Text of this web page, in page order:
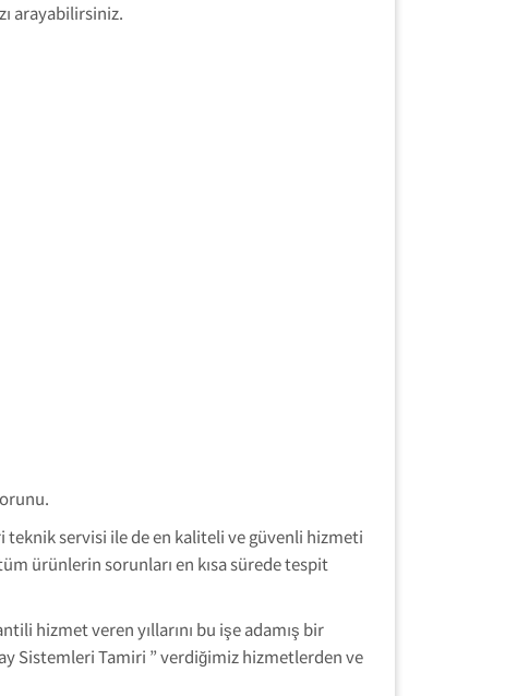
arayabilirsiniz.
teknik servisi ile de en kaliteli ve güvenli hizmeti
ürünlerin sorunları en kısa sürede tespit
hizmet veren yıllarını bu işe adamış bir
Sistemleri Tamiri ” verdiğimiz hizmetlerden ve